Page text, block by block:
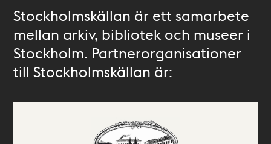
Stockholmskällan är ett samarbete
mellan arkiv, bibliotek och museer i
Stockholm. Partnerorganisationer
till Stockholmskällan är: